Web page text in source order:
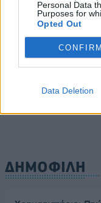
Personal Data
Purposes for
Opted Out
CONFIRM
Data Deletion
07/08/2026 - 11:50
ΔΗΜΟΦΙΛΗ